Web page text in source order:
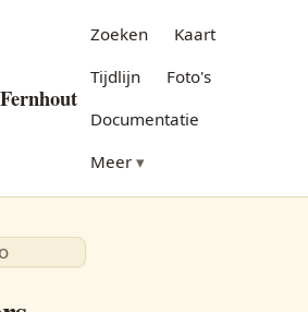
Zoeken
Kaart
Tijdlijn
Foto's
Documentatie
Meer